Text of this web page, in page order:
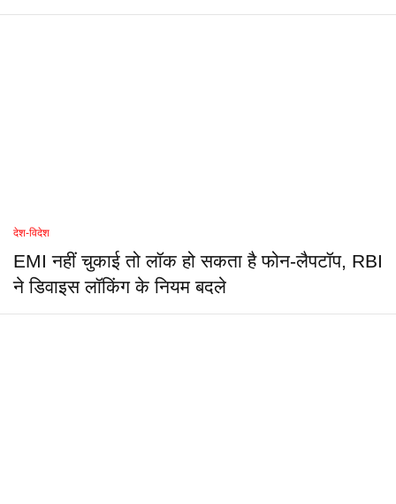
देश-विदेश
EMI नहीं चुकाई तो लॉक हो सकता है फोन-लैपटॉप, RBI
ने डिवाइस लॉकिंग के नियम बदले